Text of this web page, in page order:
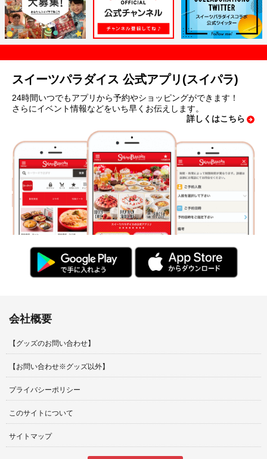
スイーツパラダイス 公式アプリ(スイパラ)
24時間いつでもアプリから予約やショッピングができます！
さらにイベント情報などをいち早くお伝えします。
詳しくはこちら
会社概要
【グッズのお問い合わせ】
【お問い合わせ※グッズ以外】
プライバシーポリシー
このサイトについて
サイトマップ